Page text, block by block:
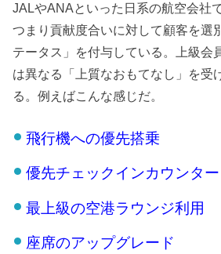
JALやANAといった日系の航空会社
つまり貢献度合いに対して顧客を選
テータス」を付与している。上級会
は異なる「上質なおもてなし」を受
る。例えばこんな感じだ。
飛行機への優先搭乗
優先チェックインカウンター
最上級の空港ラウンジ利用
座席のアップグレード